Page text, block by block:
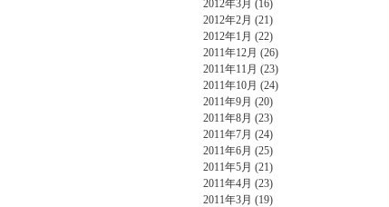
2012年3月 (16)
2012年2月 (21)
2012年1月 (22)
2011年12月 (26)
2011年11月 (23)
2011年10月 (24)
2011年9月 (20)
2011年8月 (23)
2011年7月 (24)
2011年6月 (25)
2011年5月 (21)
2011年4月 (23)
2011年3月 (19)